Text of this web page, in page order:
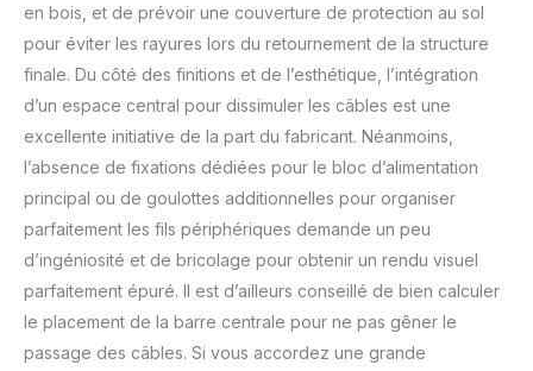
en bois, et de prévoir une couverture de protection au sol
pour éviter les rayures lors du retournement de la structure
finale. Du côté des finitions et de l’esthétique, l’intégration
d’un espace central pour dissimuler les câbles est une
excellente initiative de la part du fabricant. Néanmoins,
l’absence de fixations dédiées pour le bloc d’alimentation
principal ou de goulottes additionnelles pour organiser
parfaitement les fils périphériques demande un peu
d’ingéniosité et de bricolage pour obtenir un rendu visuel
parfaitement épuré. Il est d’ailleurs conseillé de bien calculer
le placement de la barre centrale pour ne pas gêner le
passage des câbles. Si vous accordez une grande